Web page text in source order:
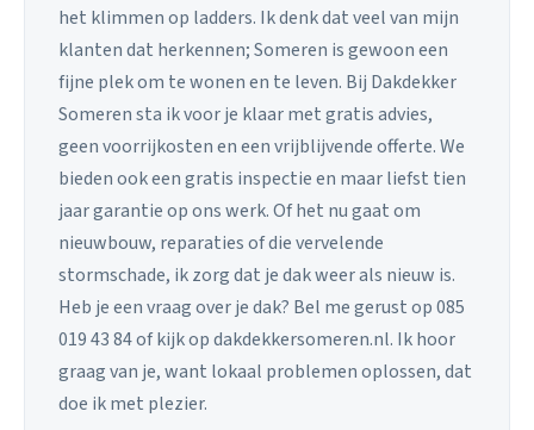
het klimmen op ladders. Ik denk dat veel van mijn
klanten dat herkennen; Someren is gewoon een
fijne plek om te wonen en te leven. Bij Dakdekker
Someren sta ik voor je klaar met gratis advies,
geen voorrijkosten en een vrijblijvende offerte. We
bieden ook een gratis inspectie en maar liefst tien
jaar garantie op ons werk. Of het nu gaat om
nieuwbouw, reparaties of die vervelende
stormschade, ik zorg dat je dak weer als nieuw is.
Heb je een vraag over je dak? Bel me gerust op 085
019 43 84 of kijk op dakdekkersomeren.nl. Ik hoor
graag van je, want lokaal problemen oplossen, dat
doe ik met plezier.